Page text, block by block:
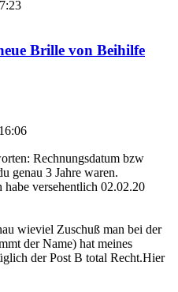
Brille von Beihilfe
Rechnungsdatum bzw
genau 3 Jahre waren.
versehentlich 02.02.20
wieviel Zuschuß man bei der
der Name) hat meines
der Post B total Recht.Hier